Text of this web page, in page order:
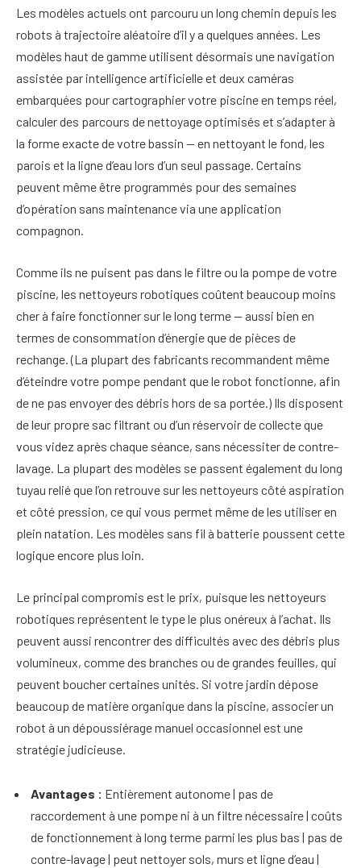
Les modèles actuels ont parcouru un long chemin depuis les
robots à trajectoire aléatoire d’il y a quelques années. Les
modèles haut de gamme utilisent désormais une navigation
assistée par intelligence artificielle et deux caméras
embarquées pour cartographier votre piscine en temps réel,
calculer des parcours de nettoyage optimisés et s’adapter à
la forme exacte de votre bassin — en nettoyant le fond, les
parois et la ligne d’eau lors d’un seul passage. Certains
peuvent même être programmés pour des semaines
d’opération sans maintenance via une application
compagnon.
Comme ils ne puisent pas dans le filtre ou la pompe de votre
piscine, les nettoyeurs robotiques coûtent beaucoup moins
cher à faire fonctionner sur le long terme — aussi bien en
termes de consommation d’énergie que de pièces de
rechange. (La plupart des fabricants recommandent même
d’éteindre votre pompe pendant que le robot fonctionne, afin
de ne pas envoyer des débris hors de sa portée.) Ils disposent
de leur propre sac filtrant ou d’un réservoir de collecte que
vous videz après chaque séance, sans nécessiter de contre-
lavage. La plupart des modèles se passent également du long
tuyau relié que l’on retrouve sur les nettoyeurs côté aspiration
et côté pression, ce qui vous permet même de les utiliser en
plein natation. Les modèles sans fil à batterie poussent cette
logique encore plus loin.
Le principal compromis est le prix, puisque les nettoyeurs
robotiques représentent le type le plus onéreux à l’achat. Ils
peuvent aussi rencontrer des difficultés avec des débris plus
volumineux, comme des branches ou de grandes feuilles, qui
peuvent boucher certaines unités. Si votre jardin dépose
beaucoup de matière organique dans la piscine, associer un
robot à un dépoussiérage manuel occasionnel est une
stratégie judicieuse.
Avantages : Entièrement autonome | pas de
raccordement à une pompe ni à un filtre nécessaire | coûts
de fonctionnement à long terme parmi les plus bas | pas de
contre-lavage | peut nettoyer sols, murs et ligne d’eau |